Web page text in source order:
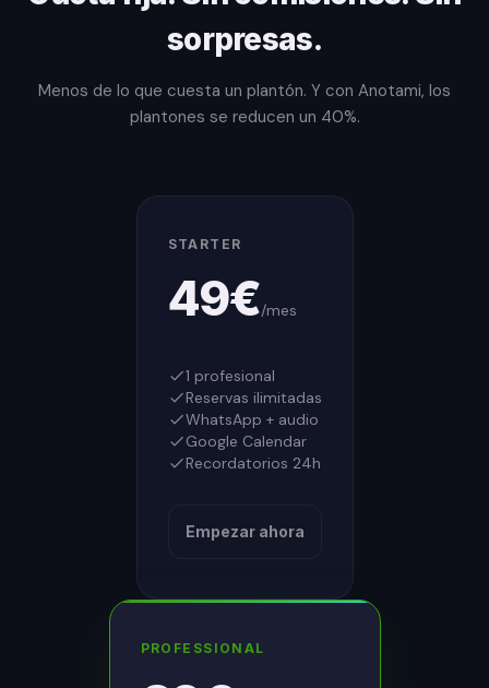
sorpresas.
Menos de lo que cuesta un plantón. Y con Anotami, los
plantones se reducen un 40%.
STARTER
49€/mes
1 profesional
Reservas ilimitadas
WhatsApp + audio
Google Calendar
Recordatorios 24h
Empezar ahora
PROFESSIONAL